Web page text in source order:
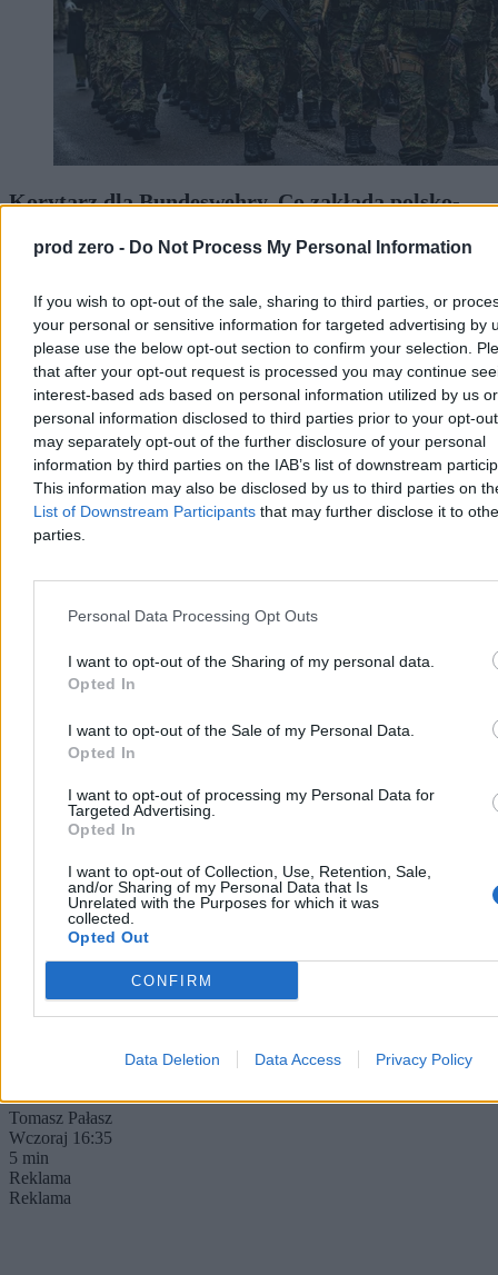
prod zero - Do Not Process My Personal Information
If you wish to opt-out of the sale, sharing to third parties, or
your personal or sensitive information for targeted advertising by
please use the below opt-out section to confirm your selection.
that after your opt-out request is processed you may continue
interest-based ads based on personal information utilized by us or
personal information disclosed to third parties prior to your opt-
may separately opt-out of the further disclosure of your personal
information by third parties on the IAB’s list of downstream
This information may also be disclosed by us to third parties on
List of Downstream Participants that may further disclose it to
parties.
Personal Data Processing Opt Outs
I want to opt-out of the Sharing of my personal data.
Opted In
I want to opt-out of the Sale of my Personal Data.
Opted In
I want to opt-out of processing my Personal Data for
Targeted Advertising.
Opted In
I want to opt-out of Collection, Use, Retention, Sale,
and/or Sharing of my Personal Data that Is
Unrelated with the Purposes for which it was
collected.
Opted Out
CONFIRM
Data Deletion Data Access Privacy Policy
Korytarz dla Bundeswehry. Co zakłada polsko-
publiczna poznała jego treść. I to nie z polskich, tylko z niemieckich
źródeł. Strona polska potraktowała negocjacje umowy zaskakująco
swobodnie. Z kolei Berlin będzie mógł się uwiarygodnić względem
Litwy – naszym kosztem.
Wojciech J. Kittel
Wczoraj 18:26
9 min
Wojsko
Wojskowe manewry na Tajwanie. Taipei
odpowiada na wojnę psychologiczną Pekinu
Na Tajwanie ruszyły największe doroczne manewry wojskowe Han
Kuang. To nie tylko test gotowości armii na ewentualną blokadę czy
inwazję Chin, ale także próba budowania odporności psychicznej
Tomasz Pałasz
Wczoraj 16:35
5 min
Reklama
Reklama